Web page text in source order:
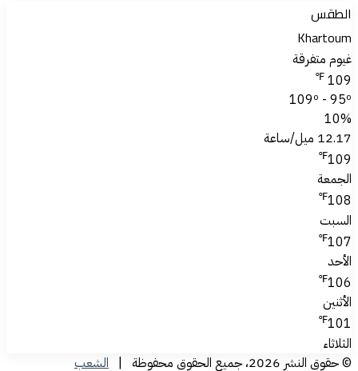
الطقس
Khartoum
غيوم متفرقة
109
℉
109º - 95º
10%
12.17 ميل/ساعة
109
℉
الجمعة
108
℉
السبت
107
℉
الأحد
106
℉
الأثنين
101
℉
الثلاثاء
© حقوق النشر 2026، جميع الحقوق محفوظة |
الشعب